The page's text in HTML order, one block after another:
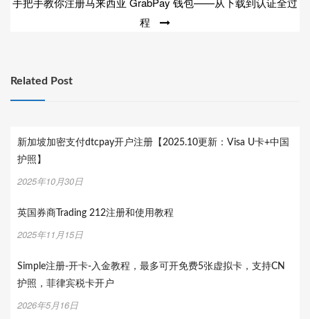
导
程
Related Post
新加坡加密支付dtcpay开户注册【2025.10更新：Visa U卡+中国
护照】
2025年10月30日
英国券商Trading 212注册和使用教程
2025年11月15日
Simple注册-开卡-入金教程，最多可开免费5张虚拟卡，支持CN
护照，菲律宾税卡开户
2026年5月16日